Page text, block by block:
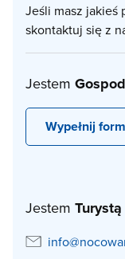
Jeśli masz jakieś
skontaktuj się z
Jestem
Wypełnij
Jestem Turystą